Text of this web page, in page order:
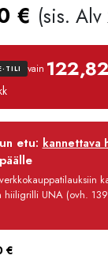
€ (sis.
TILI vain
etu: kannettava
hiiligrilli UNA (ovh.
€